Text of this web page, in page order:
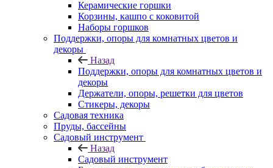
Керамические горшки
Корзины, кашпо с коковитой
Наборы горшков
Поддержки, опоры для комнатных цветов и
декоры
Назад
Поддержки, опоры для комнатных цветов и
декоры
Держатели, опоры, решетки для цветов
Стикеры, декоры
Садовая техника
Пруды, бассейны
Садовый инструмент
Назад
Садовый инструмент